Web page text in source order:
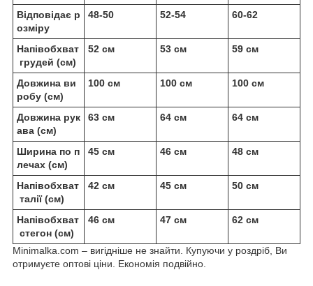
Відповідає р
озміру
48-50 52-54 60-62
Напівобхват
грудей (см)
52 см 53 см 59 см
Довжина ви
робу (см)
100 см 100 см 100 см
Довжина рук
ава (см)
63 см 64 см 64 см
Ширина по п
лечах (см)
45 см 46 см 48 см
Напівобхват
талії (см)
42 см 45 см 50 см
Напівобхват
стегон (см)
46 см 47 см 62 см
Minimalka.com – вигідніше не знайти. Купуючи у роздріб, Ви
отримуєте оптові ціни. Економія подвійно.